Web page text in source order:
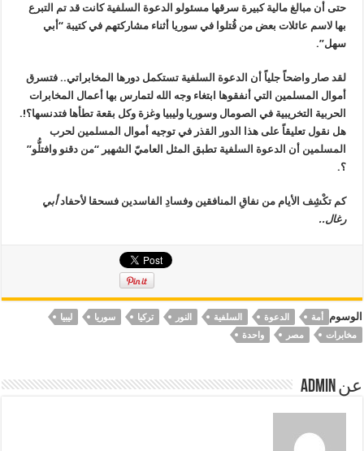
حتى أن مبالغ مالية كبيرة سرقها مسئولو الدعوة السلفية كانت قد تم التبرع
بها لاسم عائلات بعض من قُتلوا في سوريا أثناء مشاركتهم في كتيبة “أبي
سهل”.
لقد صار واضحاً جلياً أن الدعوة السلفية تستكمل دورها المخابراتي.. فتسرق
أموال المسلمين التي أنفقوها ابتغاء وجه الله لتمارس بها أعمال المخابرات
الحربية التخريبية في الصومال وسوريا وليبيا وغزة وكل بقعة تطأها فتدنسها؟!.
هل نقول تعليقاً على هذا الدور القذر في توجيه أموال المسلمين لحرب
المسلمين أن الدعوة السلفية تطبق المثل العاميّ الشهير “من دقنو وافتلُّو”
؟.
كم تكْشِف الأيام من نفاقِ المنافقين وفسادِ الفاسدين فسحقا لأحفادأبي
رغال..
الوسوم أمة الدعوة السلفية النور تركيا سوريا
ليبيا
مخابرات
مصر واحدة
عن Admin